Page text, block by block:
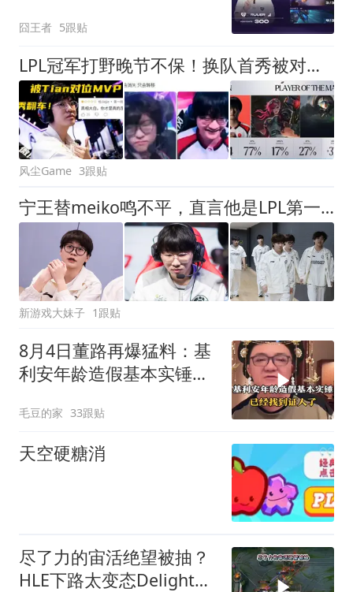
囧王者 5跟贴
LPL冠军打野晚节不保！换队首秀被对位MVP，观众：本质大涅槃
风尘Game 3跟贴
宁王替meiko鸣不平，直言他是LPL第一辅助，为什么IG粉丝都讨厌他？
新游戏大妹子 1跟贴
8月4日董路再爆猛料：基
利安年龄造假基本实锤，
毛豆的家 33跟贴
天空硬糖消
尽了力的宙活绝望被抽？
HLE下路太变态Delight纯